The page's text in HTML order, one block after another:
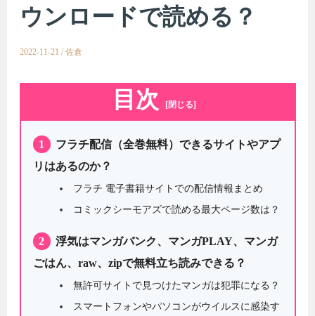
ウンロードで読める？
2022-11-21 / 佐倉
目次 [閉じる]
1
フラチ配信（全巻無料）できるサイトやアプ
リはあるのか？
フラチ 電子書籍サイトでの配信情報まとめ
コミックシーモアズで読める最大ページ数は？
2
浮気はマンガバンク、マンガPLAY、マンガ
ごはん、raw、zipで無料立ち読みできる？
無許可サイトで見つけたマンガは犯罪になる？
スマートフォンやパソコンがウイルスに感染す